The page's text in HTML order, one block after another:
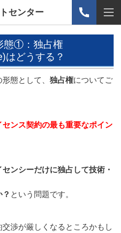
センター
態①：独占権
はどうする？
態として、 独占権についてご
センス契約の最も重要なポイン
センシーだけに独占 して技術・
という問題です。
交渉が厳しくなるところかもし